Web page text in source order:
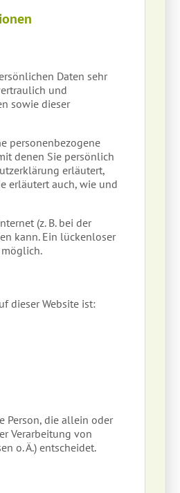
Daten sehr
und
sowie dieser
personenbezogene
denen Sie persönlich
erläutert,
erläutert auch, wie und
(z. B. bei der
kann. Ein lückenloser
dieser Website ist:
Person, die allein oder
Verarbeitung von
o. Ä.) entscheidet.